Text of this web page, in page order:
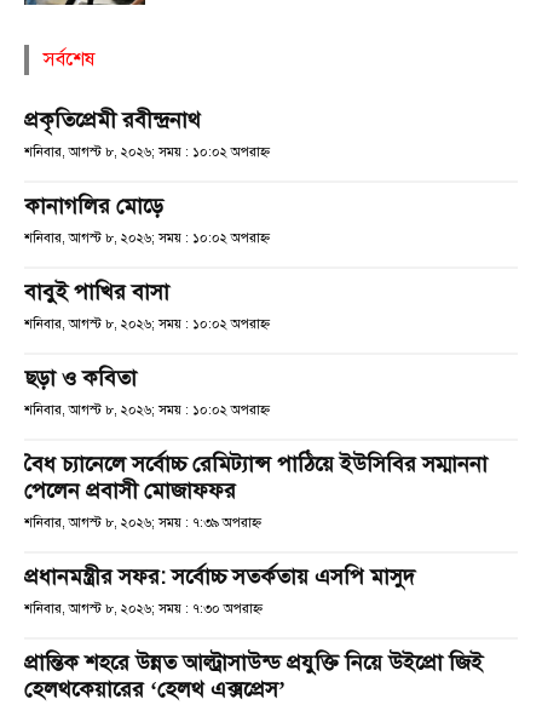
সর্বশেষ
প্রকৃতিপ্রেমী রবীন্দ্রনাথ
শনিবার, আগস্ট ৮, ২০২৬; সময় : ১০:০২ অপরাহ্ণ
কানাগলির মোড়ে
শনিবার, আগস্ট ৮, ২০২৬; সময় : ১০:০২ অপরাহ্ণ
বাবুই পাখির বাসা
শনিবার, আগস্ট ৮, ২০২৬; সময় : ১০:০২ অপরাহ্ণ
ছড়া ও কবিতা
শনিবার, আগস্ট ৮, ২০২৬; সময় : ১০:০২ অপরাহ্ণ
বৈধ চ্যানেলে সর্বোচ্চ রেমিট্যান্স পাঠিয়ে ইউসিবির সম্মাননা
পেলেন প্রবাসী মোজাফফর
শনিবার, আগস্ট ৮, ২০২৬; সময় : ৭:৩৯ অপরাহ্ণ
প্রধানমন্ত্রীর সফর: সর্বোচ্চ সতর্কতায় এসপি মাসুদ
শনিবার, আগস্ট ৮, ২০২৬; সময় : ৭:৩০ অপরাহ্ণ
প্রান্তিক শহরে উন্নত আল্ট্রাসাউন্ড প্রযুক্তি নিয়ে উইপ্রো জিই
হেলথকেয়ারের ‘হেলথ এক্সপ্রেস’